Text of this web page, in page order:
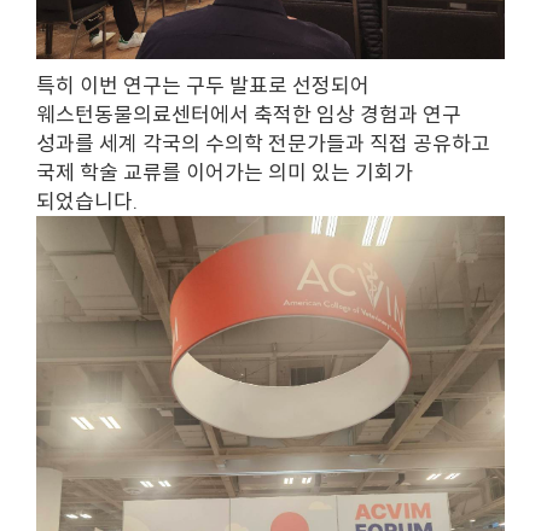
특히 이번 연구는 구두 발표로 선정되어
웨스턴동물의료센터에서 축적한 임상 경험과 연구
성과를 세계 각국의 수의학 전문가들과 직접 공유하고
국제 학술 교류를 이어가는 의미 있는 기회가
되었습니다.